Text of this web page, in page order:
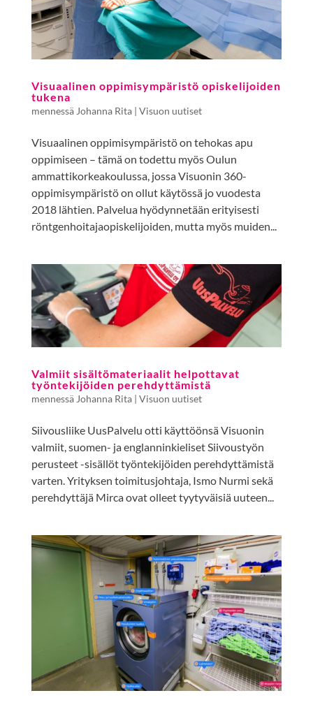
Visuaalinen oppimisympäristö opiskelijoiden
tukena
mennessä Johanna Rita| Visuon uutiset
Visuaalinen oppimisympäristö on tehokas apu
oppimiseen – tämä on todettu myös Oulun
ammattikorkeakoulussa, jossa Visuonin 360-
oppimisympäristö on ollut käytössä jo vuodesta
2018 lähtien. Palvelua hyödynnetään erityisesti
röntgenhoitajaopiskelijoiden, mutta myös muiden...
Valmiit sisältömateriaalit helpottavat
työntekijöiden perehdyttämistä
mennessä Johanna Rita| Visuon uutiset
Siivousliike UusPalvelu otti käyttöönsä Visuonin
valmiit, suomen- ja englanninkieliset Siivoustyön
perusteet -sisällöt työntekijöiden perehdyttämistä
varten. Yrityksen toimitusjohtaja, Ismo Nurmi sekä
perehdyttäjä Mirca ovat olleet tyytyväisiä uuteen...